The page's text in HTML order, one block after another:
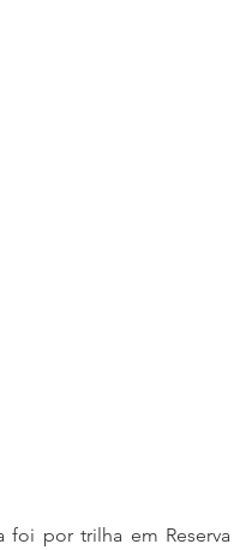
foi por trilha em Reserva